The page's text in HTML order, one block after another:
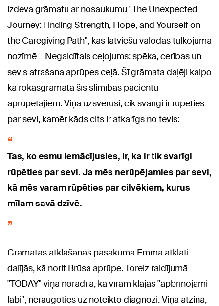
izdeva grāmatu ar nosaukumu "The Unexpected
Journey: Finding Strength, Hope, and Yourself on
the Caregiving Path", kas latviešu valodas tulkojumā
nozīmē – Negaidītais ceļojums: spēka, cerības un
sevis atrašana aprūpes ceļā. Šī grāmata daļēji kalpo
kā rokasgrāmata šīs slimības pacientu
aprūpētājiem. Viņa uzsvērusi, cik svarīgi ir rūpēties
par sevi, kamēr kāds cits ir atkarīgs no tevis:
Tas, ko esmu iemācījusies, ir, ka ir tik svarīgi
rūpēties par sevi. Ja mēs nerūpējamies par sevi,
kā mēs varam rūpēties par cilvēkiem, kurus
mīlam savā dzīvē.
Grāmatas atklāšanas pasākumā Emma atklāti
dalījās, kā norit Brūsa aprūpe. Toreiz raidījumā
"TODAY" viņa norādīja, ka vīram klājās "apbrīnojami
labi", neraugoties uz noteikto diagnozi. Viņa atzina,